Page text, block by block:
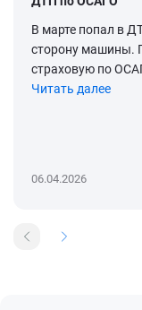
В марте попал в
сторону машины.
страховую по
Читать далее
06.04.2026